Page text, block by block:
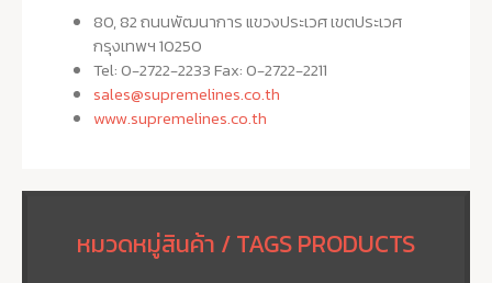
80, 82 ถนนพัฒนาการ แขวงประเวศ เขตประเวศ
กรุงเทพฯ 10250
Tel: 0-2722-2233 Fax: 0-2722-2211
sales@supremelines.co.th
www.supremelines.co.th
หมวดหมู่สินค้า / TAGS PRODUCTS